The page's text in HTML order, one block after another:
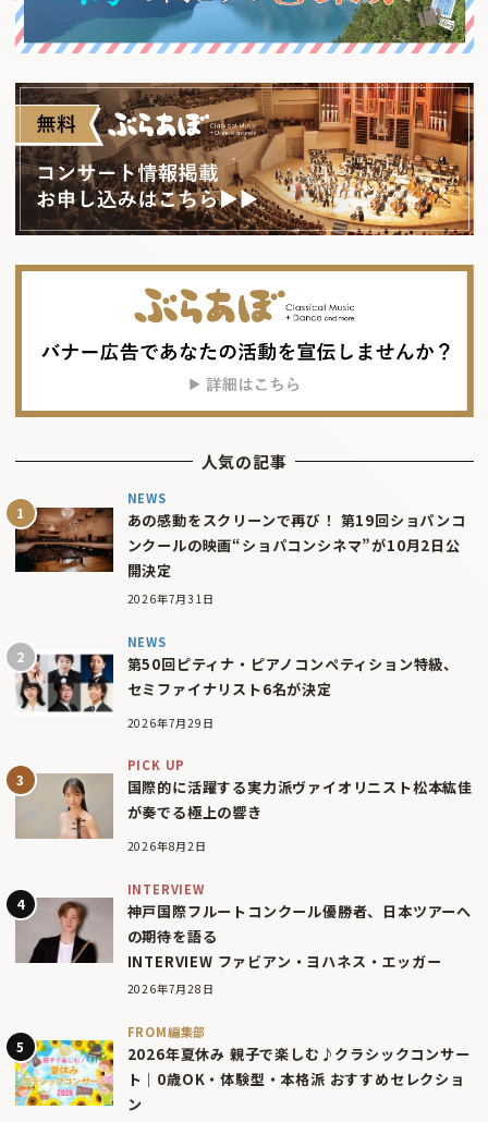
人気の記事
NEWS
あの感動をスクリーンで再び！ 第19回ショパンコ
ンクールの映画“ショパコンシネマ”が10月2日公
開決定
2026年7月31日
NEWS
第50回ピティナ・ピアノコンペティション特級、
セミファイナリスト6名が決定
2026年7月29日
PICK UP
国際的に活躍する実力派ヴァイオリニスト松本紘佳
が奏でる極上の響き
2026年8月2日
INTERVIEW
神戸国際フルートコンクール優勝者、日本ツアーへ
の期待を語る
INTERVIEW ファビアン・ヨハネス・エッガー
2026年7月28日
FROM編集部
2026年夏休み 親子で楽しむ♪クラシックコンサー
ト｜0歳OK・体験型・本格派 おすすめセレクショ
ン